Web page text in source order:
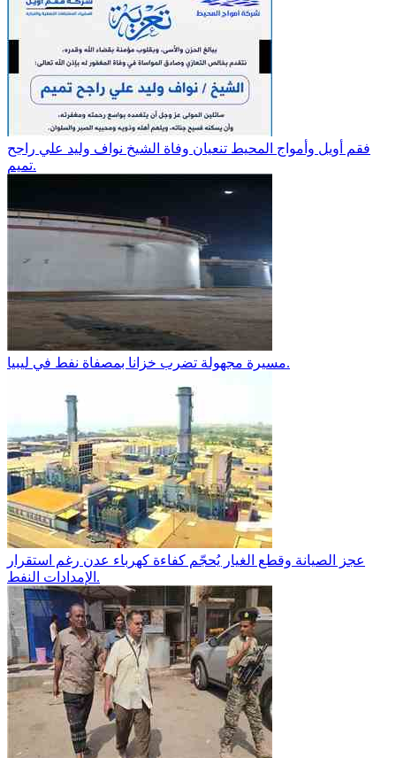
فقم أويل وأمواج المحيط تنعيان وفاة الشيخ نواف وليد علي راجح
تميم.
مسيرة مجهولة تضرب خزانا بمصفاة نفط في ليبيا.
عجز الصيانة وقطع الغيار يُحجّم كفاءة كهرباء عدن رغم استقرار
الإمدادات النفط.